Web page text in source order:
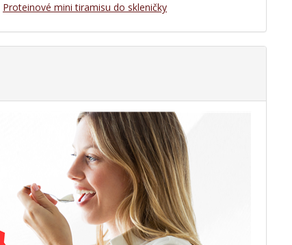
Proteinové mini tiramisu do skleničky